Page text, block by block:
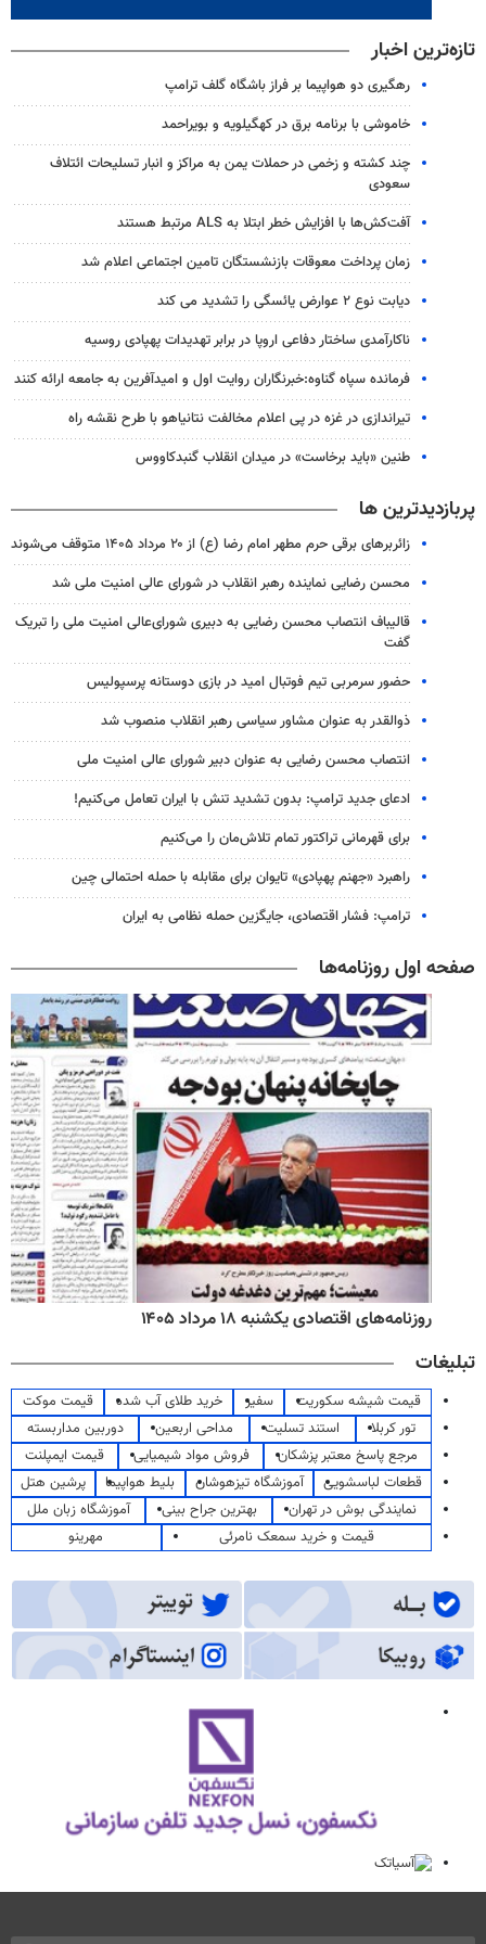
تازه‌ترین اخبار
رهگیری دو هواپیما بر فراز باشگاه گلف ترامپ
خاموشی با برنامه برق در کهگیلویه و بویراحمد
چند کشته و زخمی در حملات یمن به مراکز و انبار تسلیحات ائتلاف
سعودی
آفت‌کش‌ها با افزایش خطر ابتلا به ALS مرتبط هستند
زمان پرداخت معوقات بازنشستگان تامین اجتماعی اعلام شد
دیابت نوع ۲ عوارض یائسگی را تشدید می کند
ناکارآمدی ساختار دفاعی اروپا در برابر تهدیدات پهپادی روسیه
فرمانده سپاه گناوه:خبرنگاران روایت اول و امیدآفرین به جامعه ارائه کنند
تیراندازی در غزه در پی اعلام مخالفت نتانیاهو با طرح نقشه راه
طنین «باید برخاست» در میدان انقلاب گنبدکاووس
پربازدیدترین ها
زائربرهای برقی حرم مطهر امام رضا (ع) از ۲۰ مرداد ۱۴۰۵ متوقف می‌شوند
محسن رضایی نماینده رهبر انقلاب در شورای عالی امنیت ملی شد
قالیباف انتصاب محسن رضایی به دبیری شورای‌عالی امنیت ملی را تبریک
گفت
حضور سرمربی تیم فوتبال امید در بازی دوستانه پرسپولیس
ذوالقدر به عنوان مشاور سیاسی رهبر انقلاب منصوب شد
انتصاب محسن رضایی به عنوان دبیر شورای عالی امنیت ملی
ادعای جدید ترامپ: بدون تشدید تنش با ایران تعامل می‌کنیم!
برای قهرمانی تراکتور تمام تلاش‌مان را می‌کنیم
راهبرد «جهنم پهپادی» تایوان برای مقابله با حمله احتمالی چین
ترامپ: فشار اقتصادی، جایگزین حمله نظامی به ایران
صفحه اول روزنامه‌ها
روزنامه‌های اقتصادی یکشنبه ۱۸ مرداد ۱۴۰۵
تبلیغات
قیمت شیشه سکوریت سفیر خرید طلای آب شده
قیمت موکت
تور کربلا
استند تسلیت مداحی اربعین
دوربین مداربسته
مرجع پاسخ معتبر پزشکان
فروش مواد شیمیایی
قیمت ایمپلنت
قطعات لباسشویی
آموزشگاه تیزهوشان بلیط هواپیما
پرشین هتل
نمایندگی بوش در تهران
بهترین جراح بینی
آموزشگاه زبان ملل
قیمت و خرید سمعک نامرئی
مهرینو